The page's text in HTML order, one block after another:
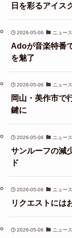
日を彩るアイス
2026-05-06 ニュース
Adoが音楽特番
を魅了
2026-05-06 ニュース
岡山・美作市で
鍵に
2026-05-06 ニュース
サンルーフの減
ド
2026-05-06 ニュース
リクエストには
2026-05-06 ニュース